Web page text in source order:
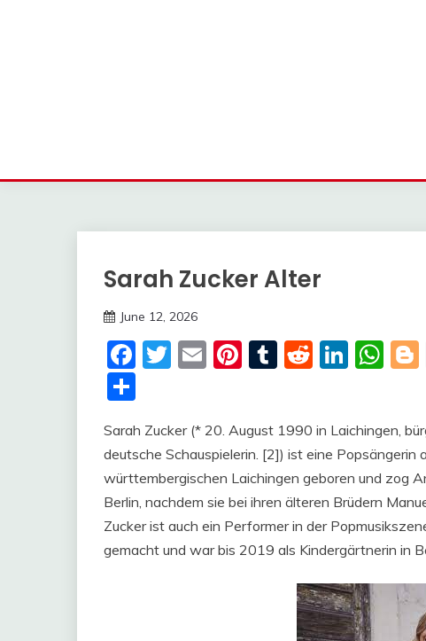
Trends
Sarah Zucker Alter
June 12, 2026
Facebook
Twitter
EmailPinterest
Tumblr
Reddit
Sarah Zucker (* 20. August 1990 in Laichingen,
deutsche Schauspielerin. [2]) ist eine Popsängerin
württembergischen Laichingen geboren und zog
Berlin, nachdem sie bei ihren älteren Brüdern
Zucker ist auch ein Performer in der
gemacht und war bis 2019 als Kindergärtnerin in